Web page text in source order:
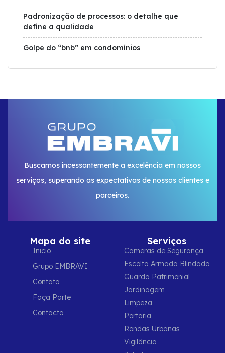
Padronização de processos: o detalhe que
define a qualidade
Golpe do “bnb” em condomínios
Buscamos incessantemente a excelência em nossos
serviços, superando as expectativas de nossos clientes e
parceiros.
Mapa do site
Inicio
Grupo EMBRAVI
Contato
Faça Parte
Contacto
Serviços
Cameras de Segurança
Escolta Armada Blindada
Guarda Patrimonial
Jardinagem
Limpeza
Portaria
Rondas Urbanas
Vigilância